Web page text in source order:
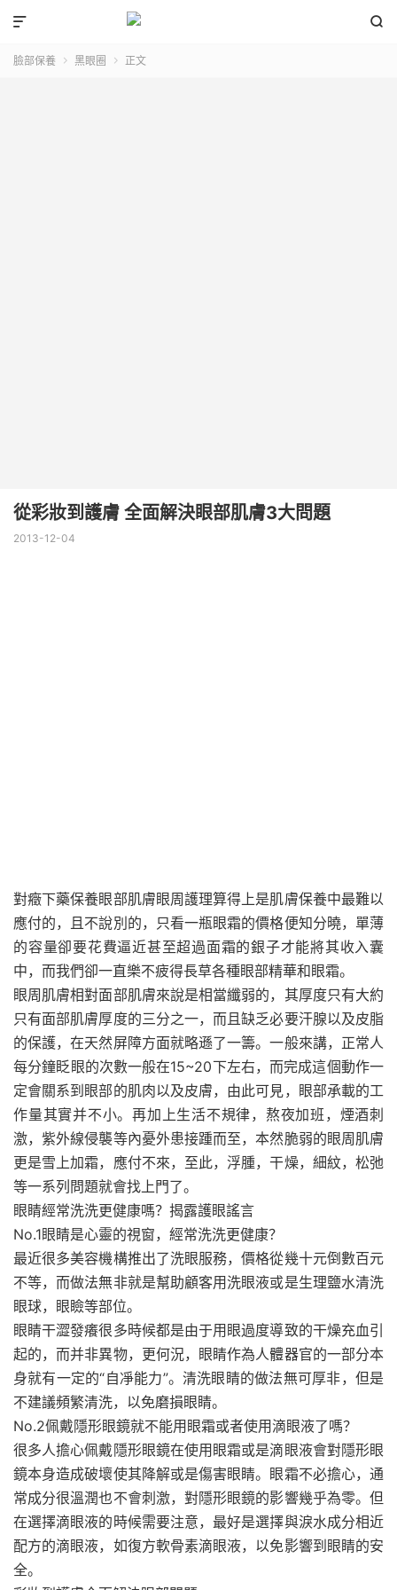


臉部保養  黑眼圈  正文
從彩妝到護膚 全面解決眼部肌膚3大問題
2013-12-04
對癥下藥保養眼部肌膚眼周護理算得上是肌膚保養中最難以
應付的，且不說別的，只看一瓶眼霜的價格便知分曉，單薄
的容量卻要花費逼近甚至超過面霜的銀子才能將其收入囊
中，而我們卻一直樂不疲得長草各種眼部精華和眼霜。
眼周肌膚相對面部肌膚來說是相當纖弱的，其厚度只有大約
只有面部肌膚厚度的三分之一，而且缺乏必要汗腺以及皮脂
的保護，在天然屏障方面就略遜了一籌。一般來講，正常人
每分鐘眨眼的次數一般在15~20下左右，而完成這個動作一
定會關系到眼部的肌肉以及皮膚，由此可見，眼部承載的工
作量其實并不小。再加上生活不規律，熬夜加班，煙酒刺
激，紫外線侵襲等內憂外患接踵而至，本然脆弱的眼周肌膚
更是雪上加霜，應付不來，至此，浮腫，干燥，細紋，松弛
等一系列問題就會找上門了。
眼睛經常洗洗更健康嗎？揭露護眼謠言
No.1眼睛是心靈的視窗，經常洗洗更健康？
最近很多美容機構推出了洗眼服務，價格從幾十元倒數百元
不等，而做法無非就是幫助顧客用洗眼液或是生理鹽水清洗
眼球，眼瞼等部位。
眼睛干澀發癢很多時候都是由于用眼過度導致的干燥充血引
起的，而并非異物，更何況，眼睛作為人體器官的一部分本
身就有一定的“自凈能力”。清洗眼睛的做法無可厚非，但是
不建議頻繁清洗，以免磨損眼睛。
No.2佩戴隱形眼鏡就不能用眼霜或者使用滴眼液了嗎？
很多人擔心佩戴隱形眼鏡在使用眼霜或是滴眼液會對隱形眼
鏡本身造成破壞使其降解或是傷害眼睛。眼霜不必擔心，通
常成分很溫潤也不會刺激，對隱形眼鏡的影響幾乎為零。但
在選擇滴眼液的時候需要注意，最好是選擇與淚水成分相近
配方的滴眼液，如復方軟骨素滴眼液，以免影響到眼睛的安
全。